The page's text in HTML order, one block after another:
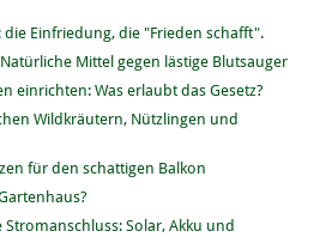
Einfriedung, die "Frieden schafft".
Mittel gegen lästige Blutsauger
einrichten: Was erlaubt das Gesetz?
Wildkräutern, Nützlingen und
für den schattigen Balkon
Solar, Akku und